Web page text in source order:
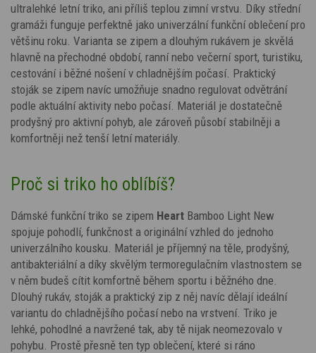
ultralehké letní triko, ani příliš teplou zimní vrstvu. Díky střední
gramáži funguje perfektně jako univerzální funkční oblečení pro
většinu roku. Varianta se zipem a dlouhým rukávem je skvělá
hlavně na přechodné období, ranní nebo večerní sport, turistiku,
cestování i běžné nošení v chladnějším počasí. Praktický
stoják se zipem navíc umožňuje snadno regulovat odvětrání
podle aktuální aktivity nebo počasí. Materiál je dostatečně
prodyšný pro aktivní pohyb, ale zároveň působí stabilněji a
komfortněji než tenší letní materiály.
Proč si triko ho oblíbíš?
Dámské funkční triko se zipem Heart Bamboo Light New
spojuje pohodlí, funkčnost a originální vzhled do jednoho
univerzálního kousku. Materiál je příjemný na těle, prodyšný,
antibakteriální a díky skvělým termoregulačním vlastnostem se
v něm budeš cítit komfortně během sportu i běžného dne.
Dlouhý rukáv, stoják a praktický zip z něj navíc dělají ideální
variantu do chladnějšího počasí nebo na vrstvení. Triko je
lehké, pohodlné a navržené tak, aby tě nijak neomezovalo v
pohybu. Prostě přesně ten typ oblečení, které si ráno